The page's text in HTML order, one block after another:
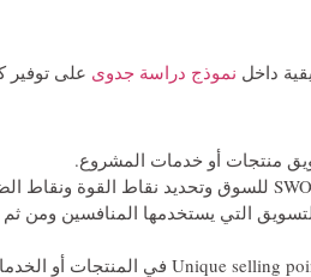
داخل نموذج دراسة جدوى على توفير
منتجات أو خدمات المشروع.
التي يستخدمها المنافسين ومن